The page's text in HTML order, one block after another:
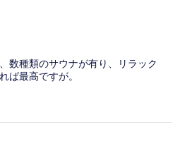
数種類のサウナが有り、リラック
ば最高ですが。